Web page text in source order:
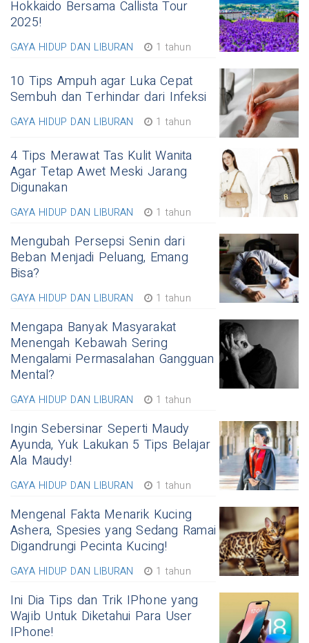
Hokkaido Bersama Callista Tour
2025!
GAYA HIDUP DAN LIBURAN 1 tahun
10 Tips Ampuh agar Luka Cepat
Sembuh dan Terhindar dari Infeksi
GAYA HIDUP DAN LIBURAN 1 tahun
4 Tips Merawat Tas Kulit Wanita
Agar Tetap Awet Meski Jarang
Digunakan
GAYA HIDUP DAN LIBURAN 1 tahun
Mengubah Persepsi Senin dari
Beban Menjadi Peluang, Emang
Bisa?
GAYA HIDUP DAN LIBURAN 1 tahun
Mengapa Banyak Masyarakat
Menengah Kebawah Sering
Mengalami Permasalahan Gangguan
Mental?
GAYA HIDUP DAN LIBURAN 1 tahun
Ingin Sebersinar Seperti Maudy
Ayunda, Yuk Lakukan 5 Tips Belajar
Ala Maudy!
GAYA HIDUP DAN LIBURAN 1 tahun
Mengenal Fakta Menarik Kucing
Ashera, Spesies yang Sedang Ramai
Digandrungi Pecinta Kucing!
GAYA HIDUP DAN LIBURAN 1 tahun
Ini Dia Tips dan Trik IPhone yang
Wajib Untuk Diketahui Para User
IPhone!